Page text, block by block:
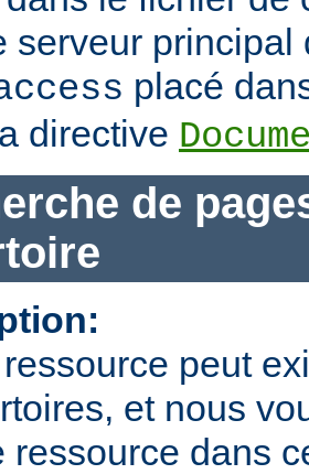
serveur principal
placé
directive
de
peut
et nous
ressource dans